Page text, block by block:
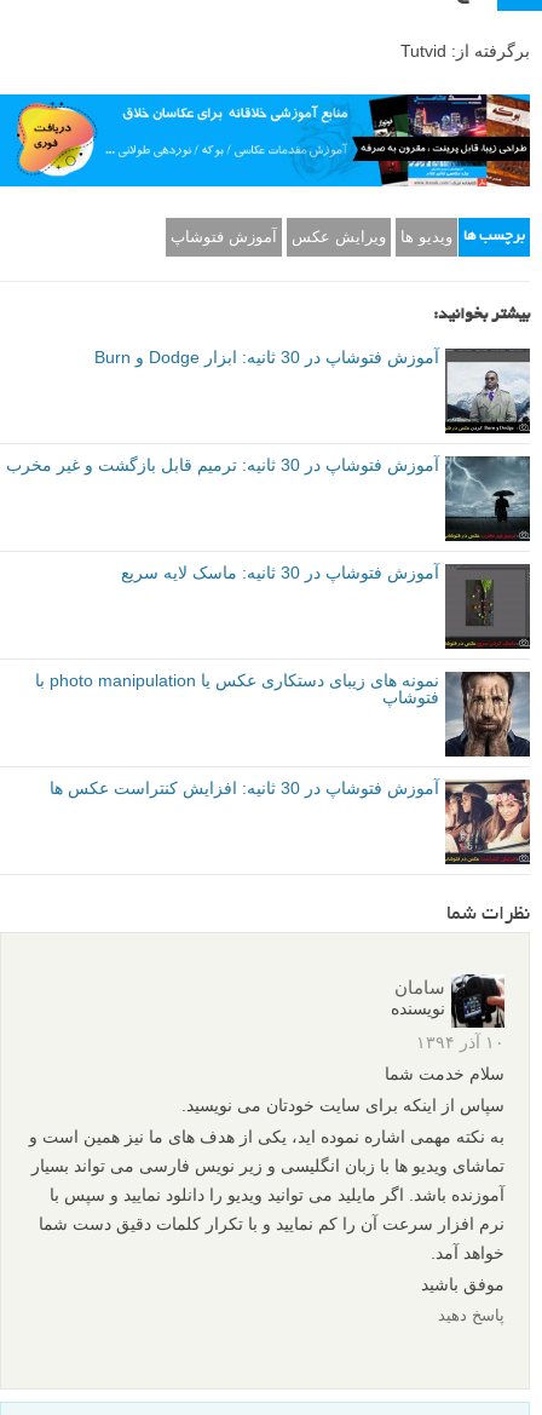
برگرفته از: Tutvid
برچسب ها ویدیو ها ویرایش عکس آموزش فتوشاپ
بیشتر بخوانید:
آموزش فتوشاپ در 30 ثانیه: ابزار Dodge و Burn
آموزش فتوشاپ در 30 ثانیه: ترمیم قابل بازگشت و غیر مخرب
آموزش فتوشاپ در 30 ثانیه: ماسک لایه سریع
نمونه های زیبای دستکاری عکس یا photo manipulation با
فتوشاپ
آموزش فتوشاپ در 30 ثانیه: افزایش کنتراست عکس ها
نظرات شما
سامان
نویسنده
۱۰ آذر ۱۳۹۴
سلام خدمت شما
سپاس از اینکه برای سایت خودتان می نویسید.
به نکته مهمی اشاره نموده اید، یکی از هدف های ما نیز همین است و
تماشای ویدیو ها با زبان انگلیسی و زیر نویس فارسی می تواند بسیار
آموزنده باشد. اگر مایلید می توانید ویدیو را دانلود نمایید و سپس با
نرم افزار سرعت آن را کم نمایید و با تکرار کلمات دقیق دست شما
خواهد آمد.
موفق باشید
پاسخ دهید